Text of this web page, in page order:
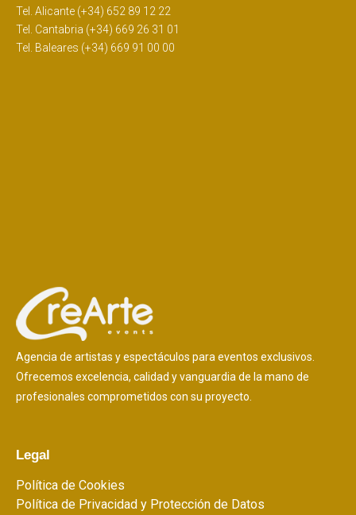
Tel. Alicante (+34) 652 89 12 22
Tel. Cantabria (+34) 669 26 31 01
Tel. Baleares (+34) 669 91 00 00
Agencia de artistas y espectáculos para eventos exclusivos.
Ofrecemos excelencia, calidad y vanguardia de la mano de
profesionales comprometidos con su proyecto.
Legal
Política de Cookies
Política de Privacidad y Protección de Datos